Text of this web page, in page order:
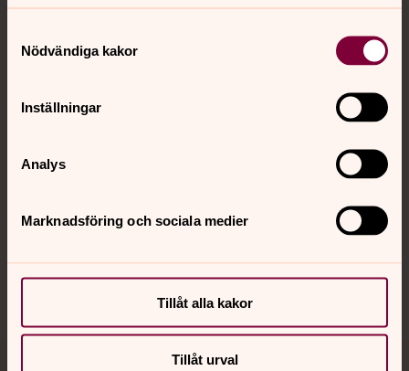
Nödvändiga kakor
Inställningar
Analys
Marknadsföring och sociala medier
Tillåt alla kakor
Tillåt urval
Kalender
Hitta snabbt